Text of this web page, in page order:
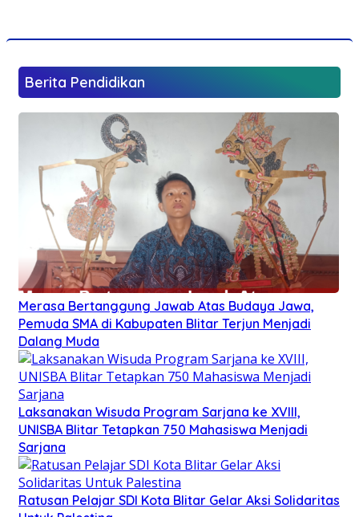
Berita Pendidikan
Merasa Bertanggung Jawab Atas Budaya Jawa,
Pemuda SMA di Kabupaten Blitar Terjun Menjadi
Dalang Muda
Laksanakan Wisuda Program Sarjana ke XVIII,
UNISBA Blitar Tetapkan 750 Mahasiswa Menjadi
Sarjana
Ratusan Pelajar SDI Kota Blitar Gelar Aksi Solidaritas